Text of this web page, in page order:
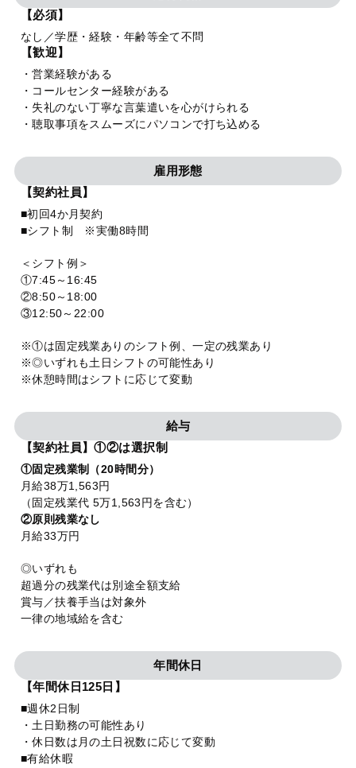
【必須】
なし／学歴・経験・年齢等全て不問
【歓迎】
・営業経験がある
・コールセンター経験がある
・失礼のない丁寧な言葉遣いを心がけられる
・聴取事項をスムーズにパソコンで打ち込める
雇用形態
【契約社員】
■初回4か月契約
■シフト制 ※実働8時間
＜シフト例＞
①7:45～16:45
②8:50～18:00
③12:50～22:00
※①は固定残業ありのシフト例、一定の残業あり
※◎いずれも土日シフトの可能性あり
※休憩時間はシフトに応じて変動
給与
【契約社員】①②は選択制
①固定残業制（20時間分）
月給38万1,563円
（固定残業代 5万1,563円を含む）
②原則残業なし
月給33万円
◎いずれも
超過分の残業代は別途全額支給
賞与／扶養手当は対象外
一律の地域給を含む
年間休日
【年間休日125日】
■週休2日制
・土日勤務の可能性あり
・休日数は月の土日祝数に応じて変動
■有給休暇